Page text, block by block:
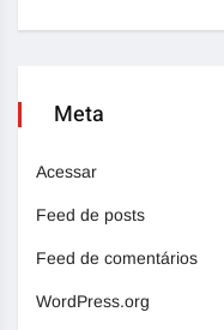
Meta
Acessar
Feed de posts
Feed de comentários
WordPress.org